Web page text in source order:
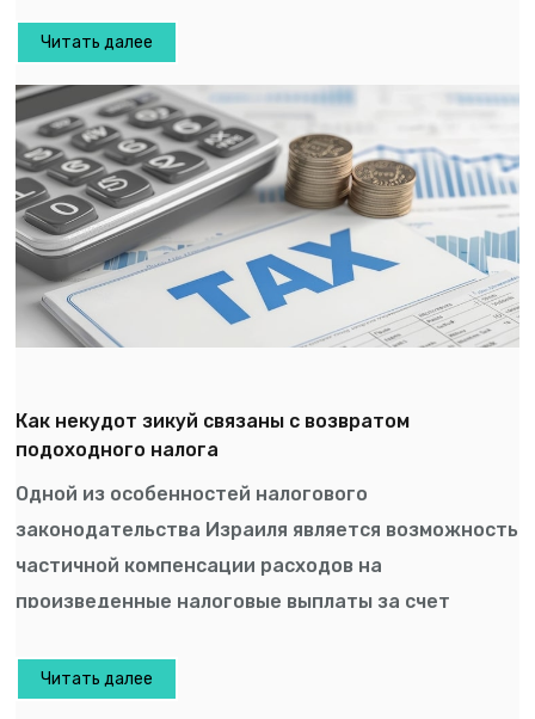
Читать далее
Как некудот зикуй связаны с возвратом
подоходного налога
Одной из особенностей налогового
законодательства Израиля является возможность
частичной компенсации расходов на
произведенные налоговые выплаты за счет
Читать далее